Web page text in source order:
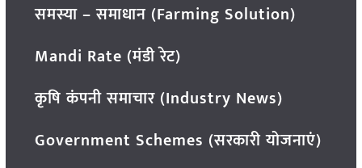
समस्या – समाधान (Farming Solution)
Mandi Rate (मंडी रेट)
कृषि कंपनी समाचार (Industry News)
Government Schemes (सरकारी योजनाएं)